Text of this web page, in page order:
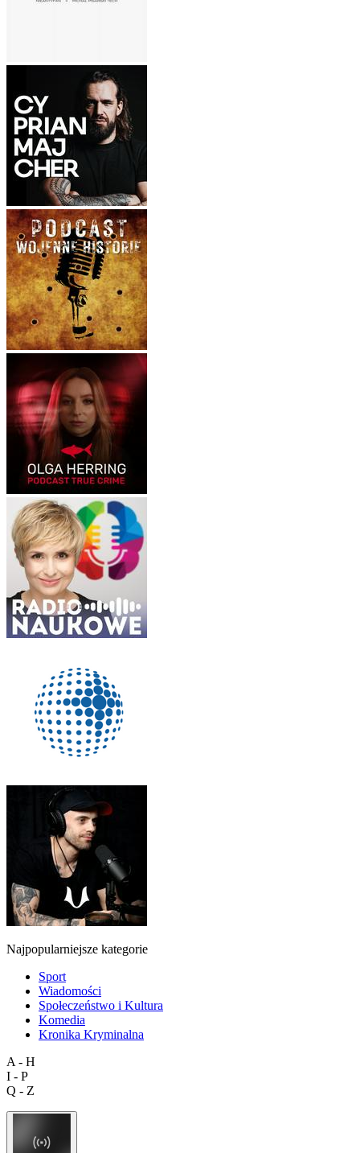
Najpopularniejsze kategorie
Sport
Wiadomości
Społeczeństwo i Kultura
Komedia
Kronika Kryminalna
A - H
I - P
Q - Z